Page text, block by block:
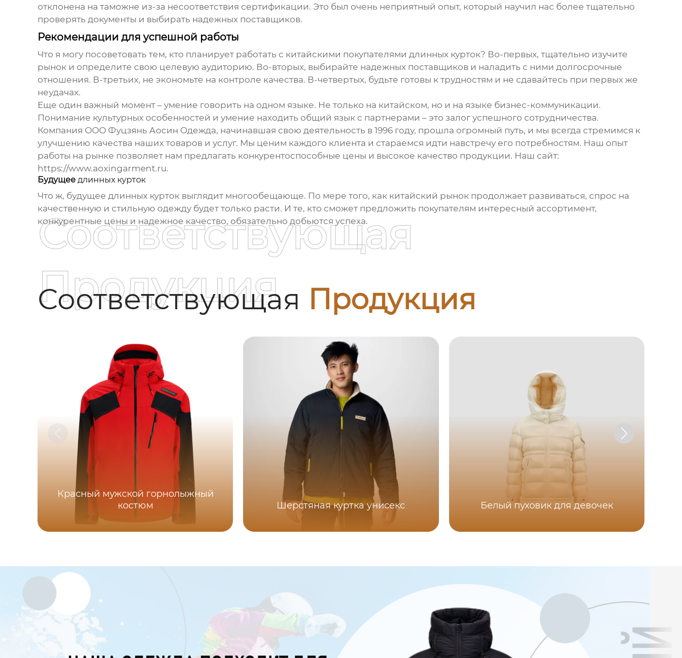
отклонена на таможне из-за несоответствия сертификации. Это был очень неприятный опыт, который научил нас более тщательно
проверять документы и выбирать надежных поставщиков.
Рекомендации для успешной работы
Что я могу посоветовать тем, кто планирует работать с китайскими покупателями длинных курток? Во-первых, тщательно изучите
рынок и определите свою целевую аудиторию. Во-вторых, выбирайте надежных поставщиков и наладить с ними долгосрочные
отношения. В-третьих, не экономьте на контроле качества. В-четвертых, будьте готовы к трудностям и не сдавайтесь при первых же
неудачах.
Еще один важный момент – умение говорить на одном языке. Не только на китайском, но и на языке бизнес-коммуникации.
Понимание культурных особенностей и умение находить общий язык с партнерами – это залог успешного сотрудничества.
Компания ООО Фуцзянь Аосин Одежда, начинавшая свою деятельность в 1996 году, прошла огромный путь, и мы всегда стремимся к
улучшению качества наших товаров и услуг. Мы ценим каждого клиента и стараемся идти навстречу его потребностям. Наш опыт
работы на рынке позволяет нам предлагать конкурентоспособные цены и высокое качество продукции. Наш сайт:
https://www.aoxingarment.ru.
Будущее длинных курток
Что ж, будущее длинных куртоквыглядит многообещающе. По мере того, как китайский рынок продолжает развиваться, спрос на
качественную и стильную одежду будет только расти. И те, кто сможет предложить покупателям интересный ассортимент,
конкурентные цены и надежное качество, обязательно добьются успеха.
Соответствующая Продукция
Соответствующая
Продукция
Красный мужской горнолыжный
костюм
Шерстяная куртка унисекс Белый пуховик для девочек